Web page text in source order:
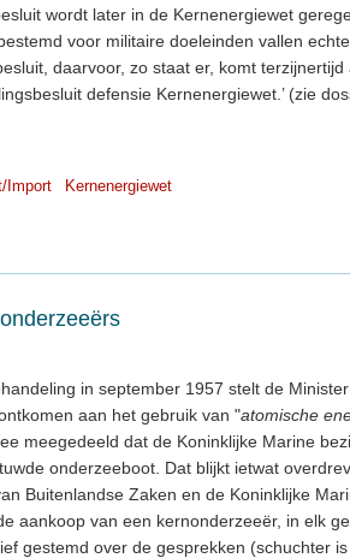
wordt later in de Kernenergiewet
voor militaire doeleinden vallen
daarvoor, zo staat er, komt
defensie Kernenergiewet.’ (zie
Import
Kernenergiewet
in september 1957 stelt de
aan het gebruik van "atomische
meegedeeld dat de Koninklijke Marine
onderzeeboot. Dat blijkt ietwat
Buitenlandse Zaken en de Koninklijke
aankoop van een kernonderzeeër, in elk
gestemd over de gesprekken (schuchter